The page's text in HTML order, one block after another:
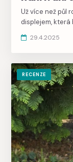
Už více než půl
displejem, která
dotykový displej
29.4.2025
RECENZE